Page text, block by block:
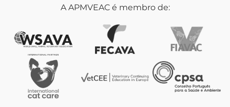
A APMVEAC é membro de: